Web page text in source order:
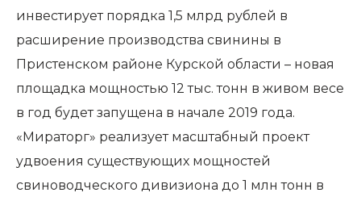
инвестирует порядка 1,5 млрд рублей в
расширение производства свинины в
Пристенском районе Курской области – новая
площадка мощностью 12 тыс. тонн в живом весе
в год будет запущена в начале 2019 года.
«Мираторг» реализует масштабный проект
удвоения существующих мощностей
свиноводческого дивизиона до 1 млн тонн в